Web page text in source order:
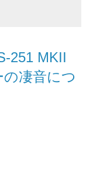
251 MKII
凄音につ